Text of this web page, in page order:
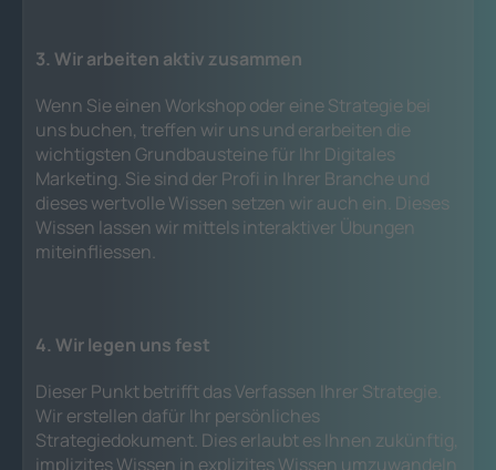
3. Wir arbeiten aktiv zusammen
Wenn Sie einen Workshop oder eine Strategie bei
uns buchen, treffen wir uns und erarbeiten die
wichtigsten Grundbausteine für Ihr Digitales
Marketing. Sie sind der Profi in Ihrer Branche und
dieses wertvolle Wissen setzen wir auch ein. Dieses
Wissen lassen wir mittels interaktiver Übungen
miteinfliessen.
4. Wir legen uns fest
Dieser Punkt betrifft das Verfassen Ihrer Strategie.
Wir erstellen dafür Ihr persönliches
Strategiedokument. Dies erlaubt es Ihnen zukünftig,
implizites Wissen in explizites Wissen umzuwandeln